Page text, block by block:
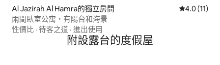
Al Jazirah Al Hamra的獨立房間 從 11 則評
4.0 (11)
兩間臥室公寓，有陽台和海景
性價比 · 待客之道 · 進出使用
附設露台的度假屋